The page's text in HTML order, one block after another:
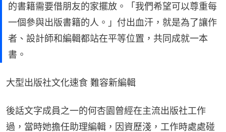
的書籍需要借朋友的家擺放。「我們希望可以尊重每
一個參與出版書籍的人。」付出血汗，就是為了讓作
者、設計師和編輯都站在平等位置，共同成就一本
書。
大型出版社文化速食 難容新編輯
後話文字成員之一的何杏園曾經在主流出版社工作
過，當時她擔任助理編輯，因資歷淺，工作時處處碰